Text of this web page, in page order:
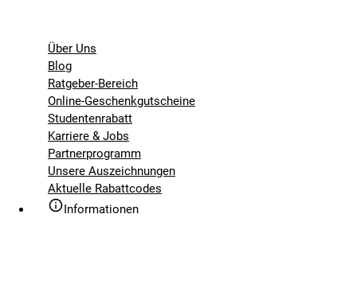
Über Uns
Blog
Ratgeber-Bereich
Online-Geschenkgutscheine
Studentenrabatt
Karriere & Jobs
Partnerprogramm
Unsere Auszeichnungen
Aktuelle Rabattcodes
Informationen